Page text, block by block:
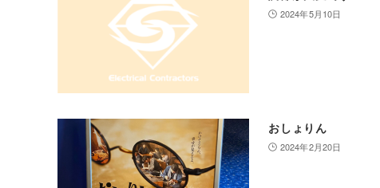
2024年5月10日
おしょりん
2024年2月20日